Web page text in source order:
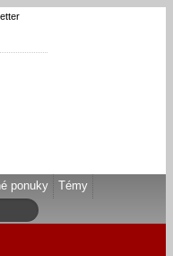
ponuky
Témy